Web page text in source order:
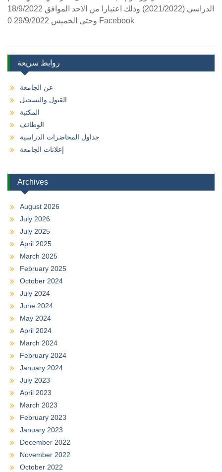
الدراسي (2021/2022) وذلك اعتبارا من الاحد الموافق 18/9/2022
وحتى الخميس 29/9/2022 0 Facebook
روابط سريعة
عن الجامعة
القبول والتسجيل
المكتبة
الوظائف
جداول المحاضرات الدراسية
إعلانات الجامعة
Archives
August 2026
July 2026
July 2025
April 2025
March 2025
February 2025
October 2024
July 2024
June 2024
May 2024
April 2024
March 2024
February 2024
January 2024
July 2023
April 2023
March 2023
February 2023
January 2023
December 2022
November 2022
October 2022